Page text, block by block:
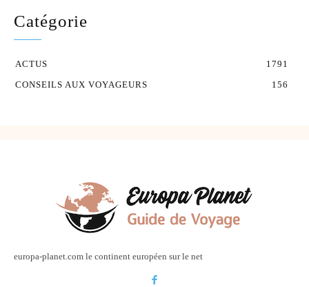
Catégorie
ACTUS
1791
CONSEILS AUX VOYAGEURS
156
europa-planet.com le continent européen sur le net